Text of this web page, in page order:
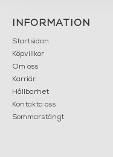
INFORMATION
Startsidan
Köpvillkor
Om oss
Karriär
Hållbarhet
Kontakta oss
Sommarstängt